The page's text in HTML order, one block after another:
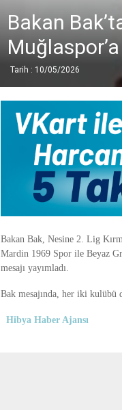
Bakan
Tarih : 10/05/2026
Bakan Bak , Nesine 2. Lig
Mardin 1969 Spor ile Beyaz
mesajı yayımladı.
Bak mesajında, her iki kulübü
Hibya Haber Ajansı